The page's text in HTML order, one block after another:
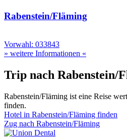
Rabenstein/Fläming
Vorwahl: 033843
» weitere Informationen «
Trip nach Rabenstein/
Rabenstein/Fläming ist eine Reise
finden.
Hotel in Rabenstein/Fläming finden
Zug nach Rabenstein/Fläming